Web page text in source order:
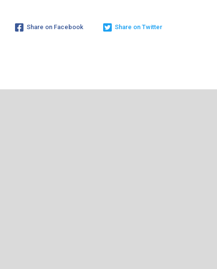
Share on Facebook Share on Twitter